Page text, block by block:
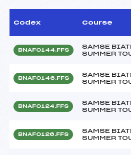
Codex Course
BNAF0144.FFS
SAMSE
SUMMER
BNAF0146.FFS
SAMSE
SUMMER
BNAF0124.FFS
SAMSE
SUMMER
BNAF0126.FFS
SAMSE
SUMMER